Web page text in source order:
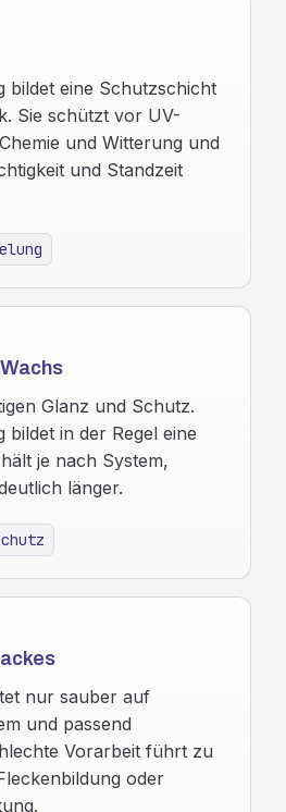
bildet eine Schutzschicht
Sie schützt vor UV-
und Witterung und
und Standzeit
Glanz und Schutz.
bildet in der Regel eine
je nach System,
länger.
nur sauber auf
und passend
Vorarbeit führt zu
oder